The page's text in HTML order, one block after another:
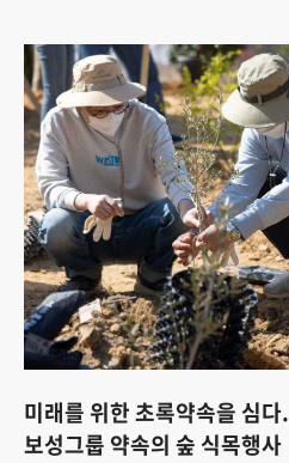
미래를 위한 초록약속을 심다.
보성그룹 약속의 숲 식목행사